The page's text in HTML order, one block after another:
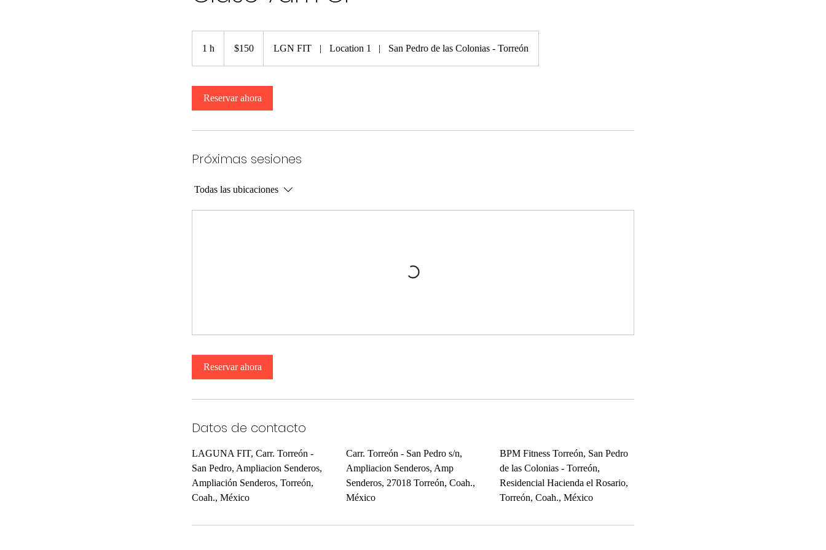
1 h
mexicanos
$150 LGN FIT | Location 1 | San Pedro de las Colonias - Torreón
Reservar ahora
Próximas sesiones
Todas las ubicaciones
Reservar ahora
Datos de contacto
LAGUNA FIT, Carr. Torreón -
San Pedro, Ampliacion Senderos,
Ampliación Senderos, Torreón,
Coah., México
Carr. Torreón - San Pedro s/n,
Ampliacion Senderos, Amp
Senderos, 27018 Torreón, Coah.,
México
BPM Fitness Torreón, San Pedro
de las Colonias - Torreón,
Residencial Hacienda el Rosario,
Torreón, Coah., México